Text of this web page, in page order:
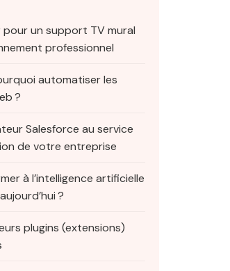
un support TV mural
professionnel
automatiser les
?
Salesforce au service
de votre entreprise
à l’intelligence artificielle
?
plugins (extensions)